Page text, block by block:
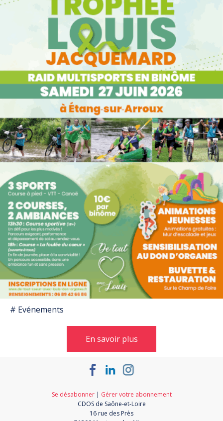
# Evénements
En savoir plus
Se désabonner| Gérer votre abonnement
CDOS de Saône-et-Loire
16 rue des Près